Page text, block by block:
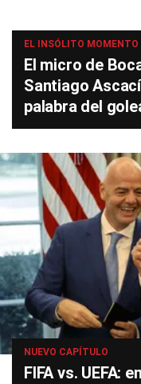
EL INSÓLITO MOMENTO
El micro de
Santiago
palabra del
NUEVO CAPÍTULO
FIFA vs. UEFA: